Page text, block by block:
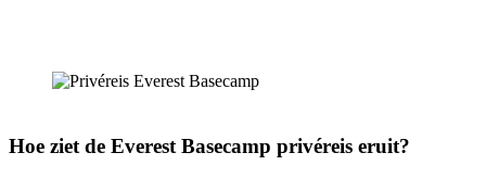
Hoe ziet de Everest Basecamp privéreis eruit?